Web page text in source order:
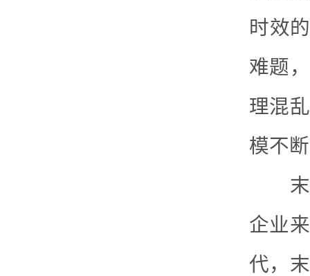
时效
难题
理混
模不
末端
企业
代，